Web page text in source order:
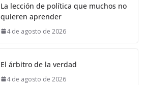
La lección de política que muchos no
quieren aprender
4 de agosto de 2026
El árbitro de la verdad
4 de agosto de 2026